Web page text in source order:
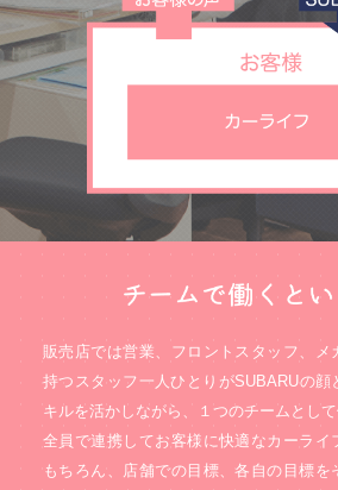
販売店では営業、フロントスタッフ、メ
持つスタッフ一人ひとりがSUBARUの顔
キルを活かしながら、１つのチームとして
全員で連携してお客様に快適なカーライ
もちろん、店舗での目標、各自の目標を